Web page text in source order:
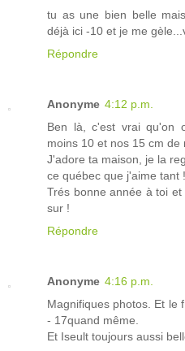
tu as une bien belle
déjà ici -10 et je me
Répondre
Anonyme 4:12 p.m.
Ben là, c'est vrai qu'on
moins 10 et nos 15 cm de
J'adore ta maison, je la
ce québec que j'aime tant !
Trés bonne année à toi
sur !
Répondre
Anonyme 4:16 p.m.
Magnifiques photos. Et le
- 17quand même.
Et Iseult toujours aussi